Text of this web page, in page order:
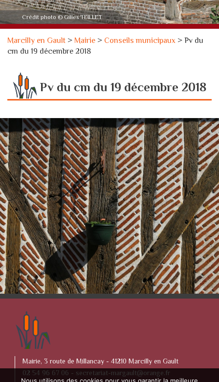
Crédit photo © Gilles TEILLET
Marcilly en Gault > Mairie > Conseils municipaux >Pv du
cm du 19 décembre 2018
Pv du cm du 19 décembre 2018
Mairie, 3 route de Millancay - 41210 Marcilly en Gault
02 54 96 67 06 - secretariat-margault@orange.fr